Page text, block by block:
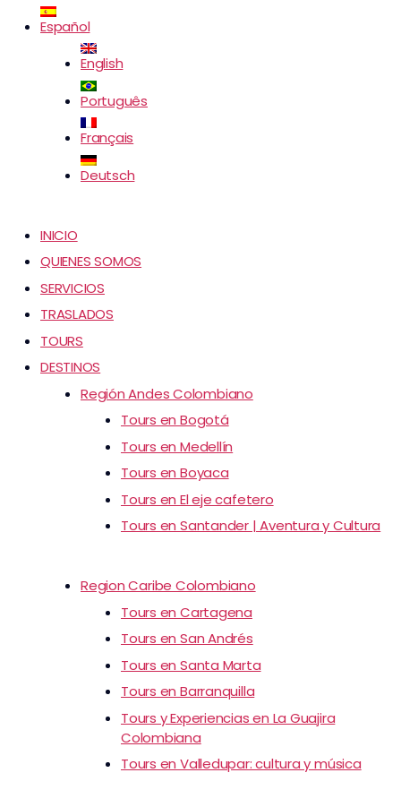
Español
English
Português
Français
Deutsch
INICIO
QUIENES SOMOS
SERVICIOS
TRASLADOS
TOURS
DESTINOS
Región Andes Colombiano
Tours en Bogotá
Tours en Medellín
Tours en Boyaca
Tours en El eje cafetero
Tours en Santander | Aventura y Cultura
Region Caribe Colombiano
Tours en Cartagena
Tours en San Andrés
Tours en Santa Marta
Tours en Barranquilla
Tours y Experiencias en La Guajira
Colombiana
Tours en Valledupar: cultura y música